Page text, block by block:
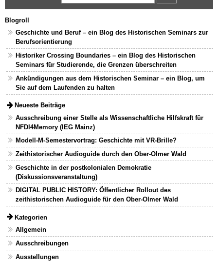
Blogroll
Geschichte und Beruf – ein Blog des Historischen Seminars zur
Berufsorientierung
Historiker Crossing Boundaries – ein Blog des Historischen
Seminars für Studierende, die Grenzen überschreiten
Ankündigungen aus dem Historischen Seminar – ein Blog, um
Sie auf dem Laufenden zu halten
Neueste Beiträge
Ausschreibung einer Stelle als Wissenschaftliche Hilfskraft für
NFDI4Memory (IEG Mainz)
Modell-M-Semestervortrag: Geschichte mit VR-Brille?
Zeithistorischer Audioguide durch den Ober-Olmer Wald
Geschichte in der postkolonialen Demokratie
(Diskussionsveranstaltung)
DIGITAL PUBLIC HISTORY: Öffentlicher Rollout des
zeithistorischen Audioguide für den Ober-Olmer Wald
Kategorien
Allgemein
Ausschreibungen
Ausstellungen